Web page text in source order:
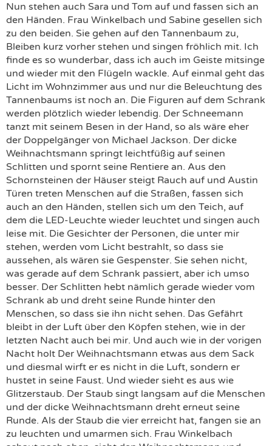
Nun stehen auch Sara und Tom auf und fassen sich an
den Händen. Frau Winkelbach und Sabine gesellen sich
zu den beiden. Sie gehen auf den Tannenbaum zu,
Bleiben kurz vorher stehen und singen fröhlich mit. Ich
finde es so wunderbar, dass ich auch im Geiste mitsinge
und wieder mit den Flügeln wackle. Auf einmal geht das
Licht im Wohnzimmer aus und nur die Beleuchtung des
Tannenbaums ist noch an. Die Figuren auf dem Schrank
werden plötzlich wieder lebendig. Der Schneemann
tanzt mit seinem Besen in der Hand, so als wäre eher
der Doppelgänger von Michael Jackson. Der dicke
Weihnachtsmann springt leichtfüßig auf seinen
Schlitten und spornt seine Rentiere an. Aus den
Schornsteinen der Häuser steigt Rauch auf und Austin
Türen treten Menschen auf die Straßen, fassen sich
auch an den Händen, stellen sich um den Teich, auf
dem die LED-Leuchte wieder leuchtet und singen auch
leise mit. Die Gesichter der Personen, die unter mir
stehen, werden vom Licht bestrahlt, so dass sie
aussehen, als wären sie Gespenster. Sie sehen nicht,
was gerade auf dem Schrank passiert, aber ich umso
besser. Der Schlitten hebt nämlich gerade wieder vom
Schrank ab und dreht seine Runde hinter den
Menschen, so dass sie ihn nicht sehen. Das Gefährt
bleibt in der Luft über den Köpfen stehen, wie in der
letzten Nacht auch bei mir. Und auch wie in der vorigen
Nacht holt Der Weihnachtsmann etwas aus dem Sack
und diesmal wirft er es nicht in die Luft, sondern er
hustet in seine Faust. Und wieder sieht es aus wie
Glitzerstaub. Der Staub singt langsam auf die Menschen
und der dicke Weihnachtsmann dreht erneut seine
Runde. Als der Staub die vier erreicht hat, fangen sie an
zu leuchten und umarmen sich. Frau Winkelbach